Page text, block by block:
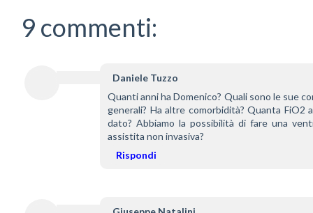
9 commenti:
Daniele Tuzzo
Quanti anni ha Domenico? Quali sono le sue
generali? Ha altre comorbidità? Quanta FiO2
dato? Abbiamo la possibilità di fare una
assistita non invasiva?
Rispondi